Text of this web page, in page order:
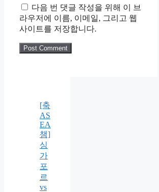
다음 번 댓글 작성을 위해 이 브
라우저에 이름, 이메일, 그리고 웹
사이트를 저장합니다.
[축
AS
EA
챔]
싱
가
포
르
vs